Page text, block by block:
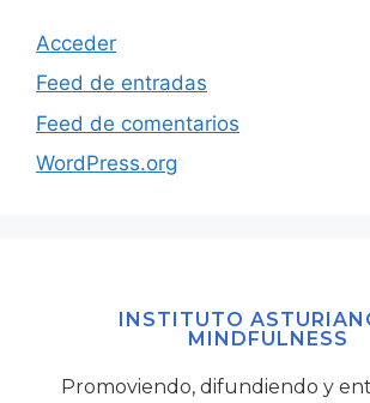
Acceder
Feed de entradas
Feed de comentarios
WordPress.org
INSTITUTO
MINDFULNESS
Promoviendo, difundiendo y